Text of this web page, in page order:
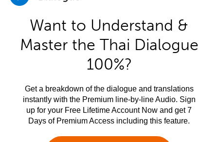
Want to Understand &
Master the Thai Dialogue
100%?
Get a breakdown of the dialogue and translations
instantly with the Premium line-by-line Audio. Sign
up for your Free Lifetime Account Now and get 7
Days of Premium Access including this feature.